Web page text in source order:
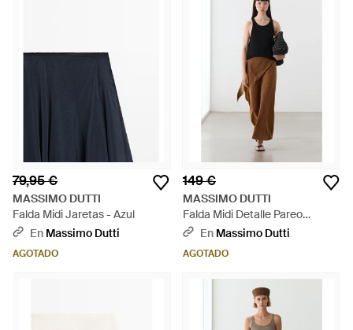
79,95 €
MASSIMO DUTTI
Falda Midi Jaretas - Azul
En Massimo Dutti
AGOTADO
149 €
MASSIMO DUTTI
Falda Midi Detalle Pareo
Lazada - Neutro
En Massimo Dutti
AGOTADO